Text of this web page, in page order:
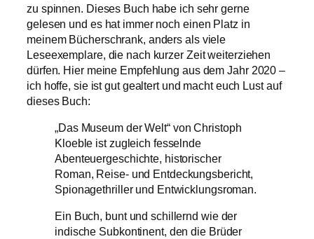
zu spinnen. Dieses Buch habe ich sehr gerne
gelesen und es hat immer noch einen Platz in
meinem Bücherschrank, anders als viele
Leseexemplare, die nach kurzer Zeit weiterziehen
dürfen. Hier meine Empfehlung aus dem Jahr 2020 –
ich hoffe, sie ist gut gealtert und macht euch Lust auf
dieses Buch:
„Das Museum der Welt“ von Christoph
Kloeble ist zugleich fesselnde
Abenteuergeschichte, historischer
Roman, Reise- und Entdeckungsbericht,
Spionagethriller und Entwicklungsroman.
Ein Buch, bunt und schillernd wie der
indische Subkontinent, den die Brüder